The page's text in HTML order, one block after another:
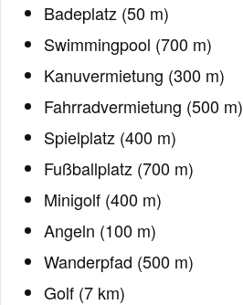
Badeplatz (50 m)
Swimmingpool (700 m)
Kanuvermietung (300 m)
Fahrradvermietung (500 m)
Spielplatz (400 m)
Fußballplatz (700 m)
Minigolf (400 m)
Angeln (100 m)
Wanderpfad (500 m)
Golf (7 km)